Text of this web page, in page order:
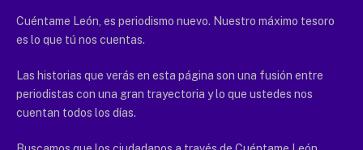
Cuéntame León, es periodismo nuevo. Nuestro máximo tesoro
es lo que tú nos cuentas.
Las historias que verás en esta página son una fusión entre
periodistas con una gran trayectoria y lo que ustedes nos
cuentan todos los días.